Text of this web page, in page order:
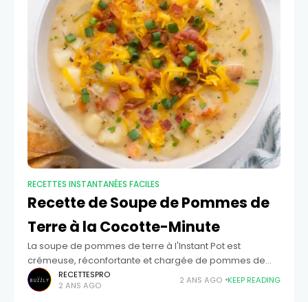
RECETTES INSTANTANÉES FACILES
Recette de Soupe de Pommes de
Terre à la Cocotte-Minute
La soupe de pommes de terre à l'Instant Pot est
crémeuse, réconfortante et chargée de pommes de
terre et de légumes. C'est le plat réconfortant ultime et
ma soupe préférée
RECETTESPRO
2 ANS AGO
2 ANS AGO KEEP READING